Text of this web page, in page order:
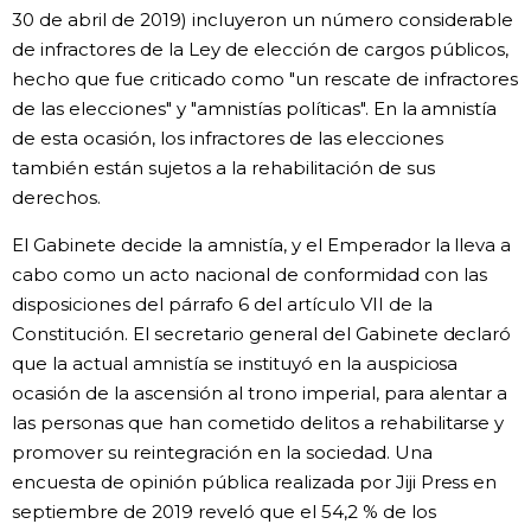
30 de abril de 2019) incluyeron un número considerable
de infractores de la Ley de elección de cargos públicos,
hecho que fue criticado como "un rescate de infractores
de las elecciones" y "amnistías políticas". En la amnistía
de esta ocasión, los infractores de las elecciones
también están sujetos a la rehabilitación de sus
derechos.
El Gabinete decide la amnistía, y el Emperador la lleva a
cabo como un acto nacional de conformidad con las
disposiciones del párrafo 6 del artículo VII de la
Constitución. El secretario general del Gabinete declaró
que la actual amnistía se instituyó en la auspiciosa
ocasión de la ascensión al trono imperial, para alentar a
las personas que han cometido delitos a rehabilitarse y
promover su reintegración en la sociedad. Una
encuesta de opinión pública realizada por Jiji Press en
septiembre de 2019 reveló que el 54,2 % de los